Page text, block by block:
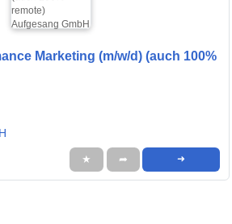
Marketing (m/w/d) (auch 100%
★ ➦ ➜